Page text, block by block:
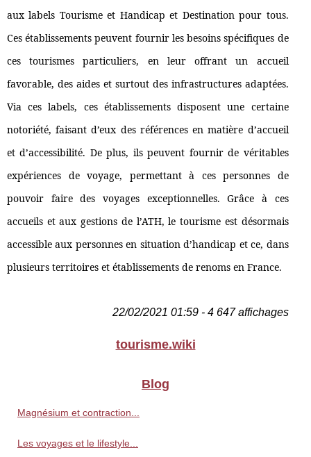
aux labels Tourisme et Handicap et Destination pour tous.
Ces établissements peuvent fournir les besoins spécifiques de
ces tourismes particuliers, en leur offrant un accueil
favorable, des aides et surtout des infrastructures adaptées.
Via ces labels, ces établissements disposent une certaine
notoriété, faisant d’eux des références en matière d’accueil
et d’accessibilité. De plus, ils peuvent fournir de véritables
expériences de voyage, permettant à ces personnes de
pouvoir faire des voyages exceptionnelles. Grâce à ces
accueils et aux gestions de l’ATH, le tourisme est désormais
accessible aux personnes en situation d’handicap et ce, dans
plusieurs territoires et établissements de renoms en France.
22/02/2021 01:59 - 4 647 affichages
tourisme.wiki
Blog
Magnésium et contraction...
Les voyages et le lifestyle...